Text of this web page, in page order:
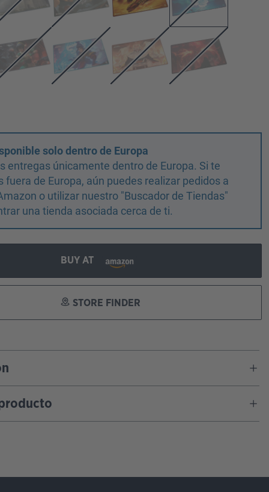
solo dentro de Europa
entregas únicamente dentro de Europa. Si te
fuera de Europa, aún puedes realizar pedidos a
o utilizar nuestro "Buscador de Tiendas"
una tienda asociada cerca de ti.
BUY AT
STORE FINDER